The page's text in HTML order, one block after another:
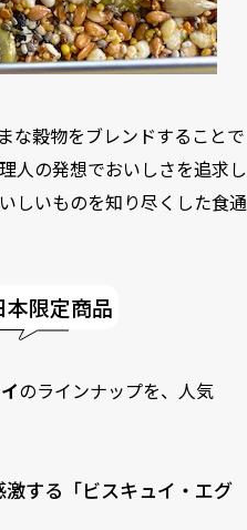
な穀物をブレンドすることで
人の発想でおいしさを追求し
しいものを知り尽くした食通
本限定商品
のラインナップを、人気
する「ビスキュイ・エグ